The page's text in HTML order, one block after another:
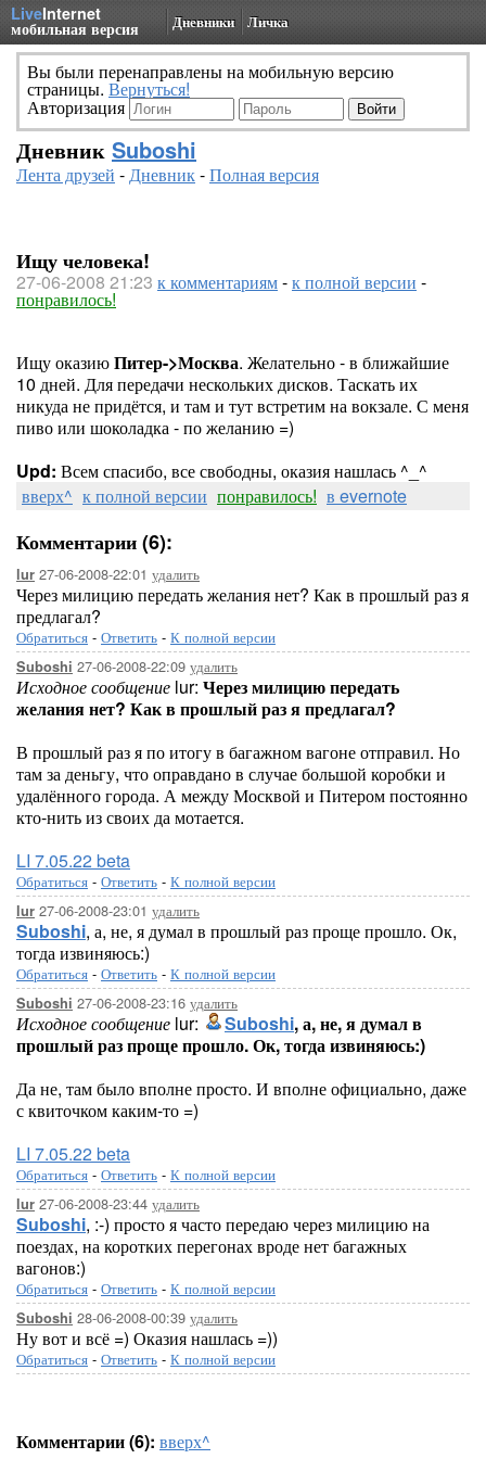
LiveInternet
мобильная версия Дневники Личка
Вы были перенаправлены на мобильную версию
страницы. Вернуться!
Авторизация
Дневник Suboshi
Лента друзей -Дневник-Полная версия
Ищу человека!
27-06-2008 21:23 к комментариям-к полной версии -
понравилось!
Ищу оказиюПитер->Москва. Желательно - в ближайшие
10 дней. Для передачи нескольких дисков. Таскать их
никуда не придётся, и там и тут встретим на вокзале. С меня
пиво или шоколадка - по желанию =)
Upd: Всем спасибо, все свободны, оказия нашлась ^_^
вверх^ к полной версии понравилось! в evernote
Комментарии (6):
lur 27-06-2008-22:01 удалить
Через милицию передать желания нет? Как в прошлый раз я
предлагал?
Обратиться - Ответить - К полной версии
Suboshi 27-06-2008-22:09 удалить
Исходное сообщение lur: Через милицию передать
желания нет? Как в прошлый раз я предлагал?
В прошлый раз я по итогу в багажном вагоне отправил. Но
там за деньгу, что оправдано в случае большой коробки и
удалённого города. А между Москвой и Питером постоянно
кто-нить из своих да мотается.
LI 7.05.22 beta
Обратиться - Ответить - К полной версии
lur 27-06-2008-23:01 удалить
Suboshi, а, не, я думал в прошлый раз проще прошло. Ок,
тогда извиняюсь:)
Обратиться - Ответить - К полной версии
Suboshi 27-06-2008-23:16 удалить
Исходное сообщение lur: Suboshi, а, не, я думал в
прошлый раз проще прошло. Ок, тогда извиняюсь:)
Да не, там было вполне просто. И вполне официально, даже
с квиточком каким-то =)
LI 7.05.22 beta
Обратиться - Ответить - К полной версии
lur 27-06-2008-23:44 удалить
Suboshi, :-) просто я часто передаю через милицию на
поездах, на коротких перегонах вроде нет багажных
вагонов:)
Обратиться - Ответить - К полной версии
Suboshi 28-06-2008-00:39 удалить
Ну вот и всё =) Оказия нашлась =))
Обратиться - Ответить - К полной версии
Комментарии (6): вверх^